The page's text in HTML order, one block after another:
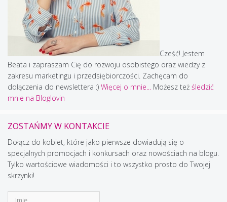
Cześć! Jestem
Beata i zapraszam Cię do rozwoju osobistego oraz wiedzy z
zakresu marketingu i przedsiębiorczości. Zachęcam do
dołączenia do newslettera :) Więcej o mnie... Możesz też śledzić
mnie na Bloglovin
ZOSTAŃMY W KONTAKCIE
Dołącz do kobiet, które jako pierwsze dowiadują się o
specjalnych promocjach i konkursach oraz nowościach na blogu.
Tylko wartościowe wiadomości i to wszystko prosto do Twojej
skrzynki!